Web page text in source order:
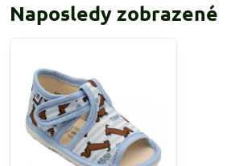
Naposledy zobrazené